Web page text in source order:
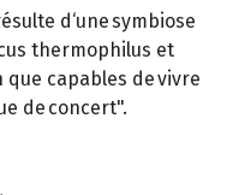
d‘une symbiose
thermophilus et
capables de vivre
de concert".